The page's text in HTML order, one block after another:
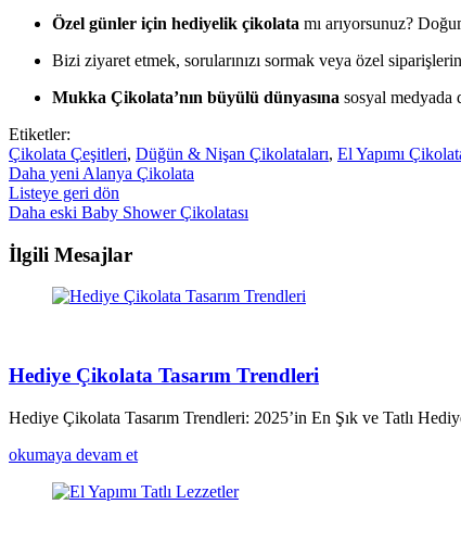
Özel günler için hediyelik çikolata mı arıyorsunuz?
Bizi ziyaret etmek, sorularınızı sormak veya özel
Mukka Çikolata’nın büyülü dünyasına sosyal medyada
Etiketler:
Çikolata Çeşitleri, Düğün & Nişan Çikolataları, El Yapımı
Daha yeni Alanya Çikolata
Listeye geri dön
Daha eski Baby Shower Çikolatası
İlgili Mesajlar
Hediye Çikolata Tasarım Trendleri
Hediye Çikolata Tasarım Trendleri: 2025’in En Şık ve Tatlı
okumaya devam et